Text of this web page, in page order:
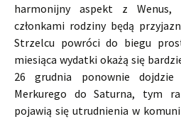
harmonijny aspekt z
członkami rodziny będą
Strzelcu powróci do biegu
miesiąca wydatki okażą się
26 grudnia ponownie
Merkurego do Saturna, tym
pojawią się utrudnienia w